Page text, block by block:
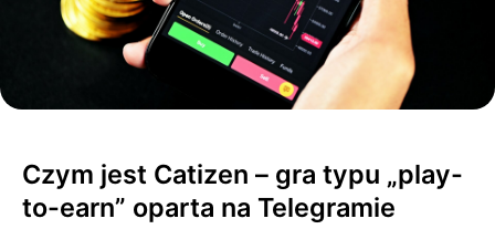
Czym jest Catizen – gra typu „play-
to-earn” oparta na Telegramie